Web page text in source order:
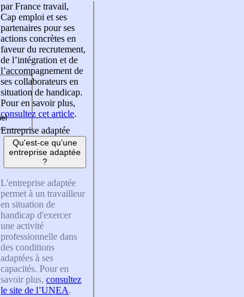
par France travail,
Cap emploi et ses
partenaires pour ses
actions concrètes en
faveur du recrutement,
de l’intégration et de
l’accompagnement de
ses collaborateurs en
situation de handicap.
Pour en savoir plus,
consultez cet article.
Entreprise adaptée
Qu'est-ce qu'une
entreprise adaptée
?
L'entreprise adaptée
permet à un travailleur
en situation de
handicap d'exercer
une activité
professionnelle dans
des conditions
adaptées à ses
capacités. Pour en
savoir plus, consultez
le site de l’UNEA.